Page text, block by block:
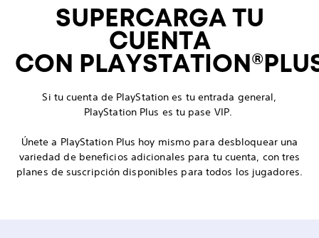
SUPERCARGA TU
CUENTA
CON
Si tu cuenta de PlayStation es tu entrada general,
PlayStation Plus es tu pase VIP.
Únete a PlayStation Plus hoy mismo para desbloquear una
variedad de beneficios adicionales para tu cuenta, con tres
planes de suscripción disponibles para todos los jugadores.